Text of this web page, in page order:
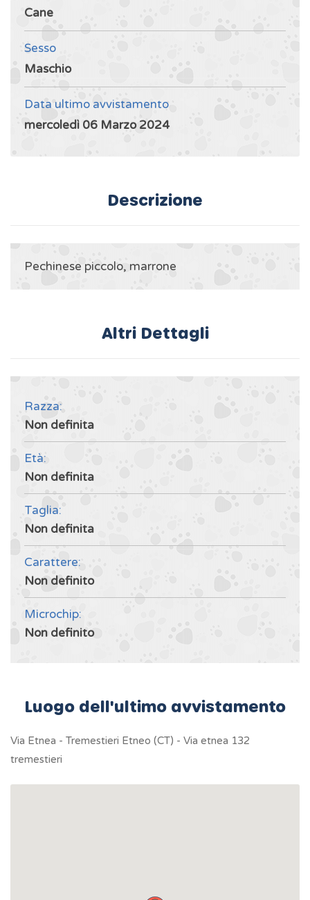
Cane
Sesso
Maschio
Data ultimo avvistamento
mercoledì 06 Marzo 2024
Descrizione
Pechinese piccolo, marrone
Altri Dettagli
Razza:
Non definita
Età:
Non definita
Taglia:
Non definita
Carattere:
Non definito
Microchip:
Non definito
Luogo dell'ultimo avvistamento
Via Etnea - Tremestieri Etneo (CT) - Via etnea 132
tremestieri